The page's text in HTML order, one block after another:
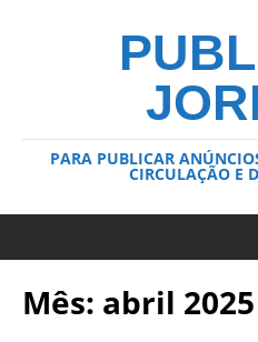
PARA PUBLICAR
CIRCULAÇÃO E
Mês: abril 2025